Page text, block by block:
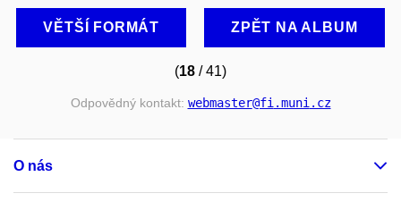
VĚTŠÍ FORMÁT ZPĚT NA ALBUM
(18 / 41)
Odpovědný kontakt: webmaster@fi.muni.cz
O nás